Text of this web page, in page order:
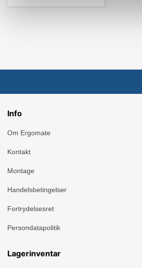
Info
Om Ergomate
Kontakt
Montage
Handelsbetingelser
Fortrydelsesret
Persondatapolitik
Lagerinventar